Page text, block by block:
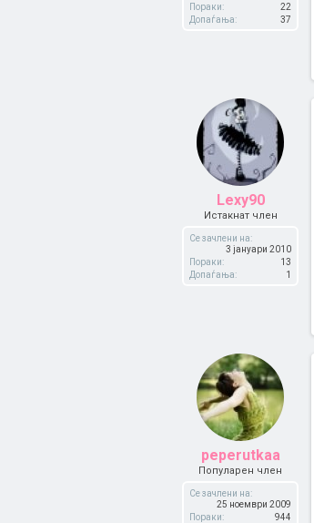
Пораки:
22
Допаѓања:
37
Lexy90
Истакнат член
Се зачлени на:
3 јануари 2010
Пораки:
13
Допаѓања:
1
peperutkaa
Популарен член
Се зачлени на:
25 ноември 2009
Пораки:
944